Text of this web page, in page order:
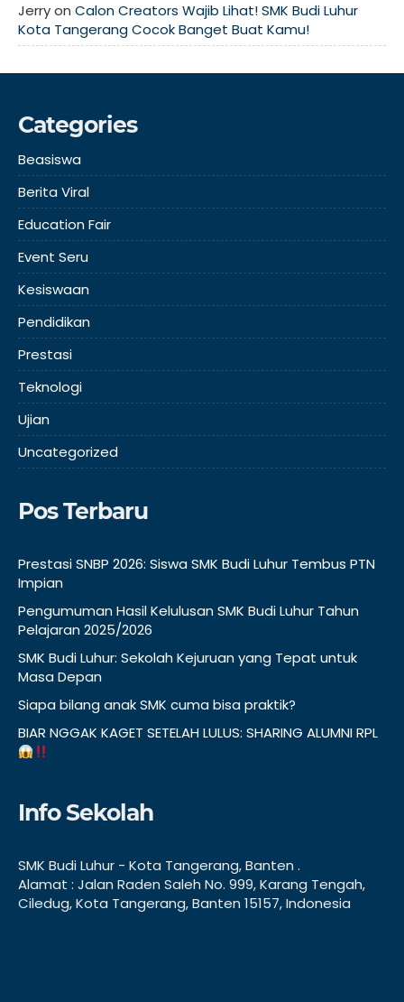
Jerryon Calon Creators Wajib Lihat! SMK Budi Luhur
Kota Tangerang Cocok Banget Buat Kamu!
Categories
Beasiswa
Berita Viral
Education Fair
Event Seru
Kesiswaan
Pendidikan
Prestasi
Teknologi
Ujian
Uncategorized
Pos Terbaru
Prestasi SNBP 2026: Siswa SMK Budi Luhur Tembus PTN
Impian
Pengumuman Hasil Kelulusan SMK Budi Luhur Tahun
Pelajaran 2025/2026
SMK Budi Luhur: Sekolah Kejuruan yang Tepat untuk
Masa Depan
Siapa bilang anak SMK cuma bisa praktik?
BIAR NGGAK KAGET SETELAH LULUS: SHARING ALUMNI RPL
Info Sekolah
SMK Budi Luhur - Kota Tangerang, Banten .
Alamat : Jalan Raden Saleh No. 999, Karang Tengah,
Ciledug, Kota Tangerang, Banten 15157, Indonesia